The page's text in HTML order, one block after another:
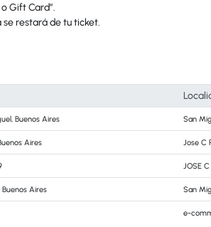
Gift Card”.
restará de tu ticket.
Buenos Aires San
Aires Jose C
JOSE
Aires San
e-